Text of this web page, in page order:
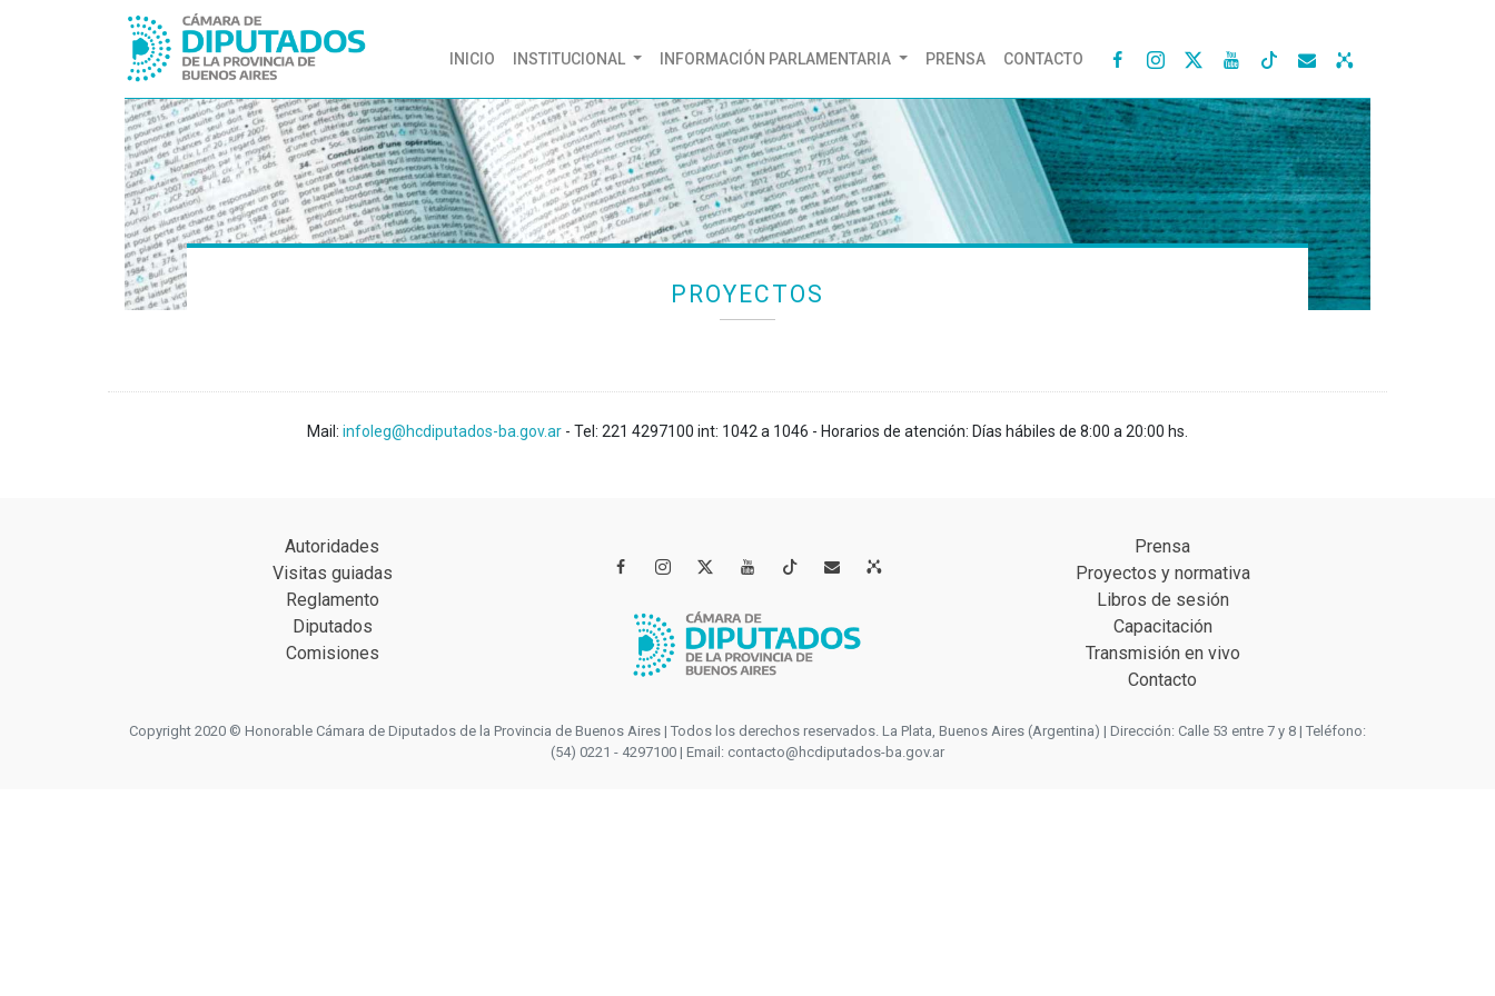
INICIO (CURRENT)
INSTITUCIONAL INFORMACIÓN PARLAMENTARIA PRENSA CONTACTO    
PROYECTOS
Mail: infoleg@hcdiputados-ba.gov.ar - Tel: 221 4297100 int: 1042 a 1046 - Horarios de atención: Días hábiles de 8:00 a 20:00 hs.
Autoridades
Visitas guiadas
Reglamento
Diputados
Comisiones
   
Prensa
Proyectos y normativa
Libros de sesión
Capacitación
Transmisión en vivo
Contacto
Copyright 2020 © Honorable Cámara de Diputados de la Provincia de Buenos Aires | Todos los derechos reservados. La Plata, Buenos Aires (Argentina) | Dirección: Calle 53 entre 7 y 8 | Teléfono:
(54) 0221 - 4297100 | Email: contacto@hcdiputados-ba.gov.ar